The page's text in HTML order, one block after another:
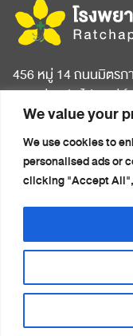
We value your
We use cookies to
personalised ads or
clicking "Accept
456 หมู่ 14 ถนนมิตรภ
ขอนแก่น รหัสไปรษณีย์
หน้าแรก
เกี่ยวกับโรงพยาบาล
ห้องพักผู้ป่วย
รายชื่อแพทย์
© 2026 โรง